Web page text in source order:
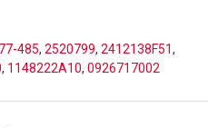
485, 2520799, 2412138F51,
, 1148222A10, 0926717002